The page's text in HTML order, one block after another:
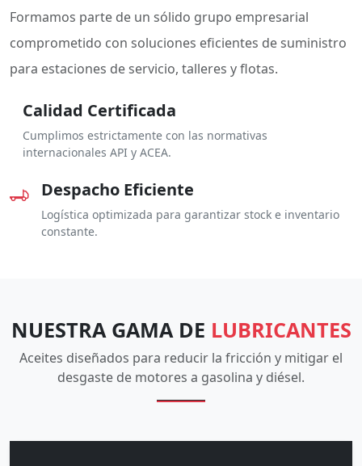
Formamos parte de un sólido grupo empresarial
comprometido con soluciones eficientes de suministro
para estaciones de servicio, talleres y flotas.
Calidad Certificada
Cumplimos estrictamente con las normativas
internacionales API y ACEA.
Despacho Eficiente
Logística optimizada para garantizar stock e inventario
constante.
NUESTRA GAMA DE LUBRICANTES
Aceites diseñados para reducir la fricción y mitigar el
desgaste de motores a gasolina y diésel.